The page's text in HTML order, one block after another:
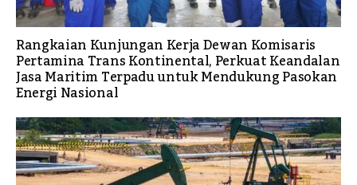
Rangkaian Kunjungan Kerja Dewan Komisaris
Pertamina Trans Kontinental, Perkuat Keandalan
Jasa Maritim Terpadu untuk Mendukung Pasokan
Energi Nasional